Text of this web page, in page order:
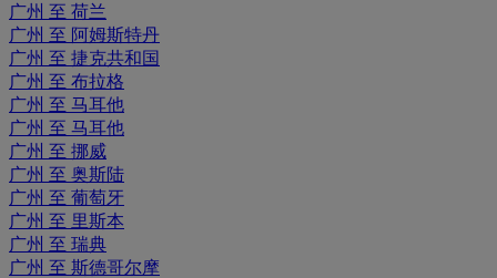
广州 至 荷兰
广州 至 阿姆斯特丹
广州 至 捷克共和国
广州 至 布拉格
广州 至 马耳他
广州 至 马耳他
广州 至 挪威
广州 至 奥斯陆
广州 至 葡萄牙
广州 至 里斯本
广州 至 瑞典
广州 至 斯德哥尔摩